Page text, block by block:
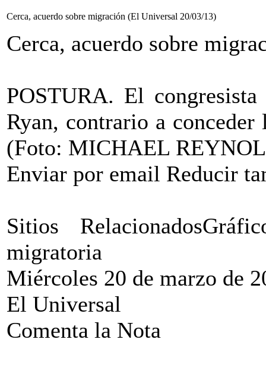
Cerca, acuerdo sobre migración (El Universal 20/03/13)
Cerca, acuerdo sobre
POSTURA. El
Ryan, contrario a
(Foto: MICHAEL
Enviar por email Reducir
Sitios
migratoria
Miércoles 20 de marzo de
El Universal
Comenta la Nota